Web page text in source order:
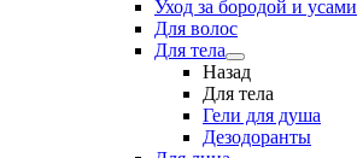
Уход за бородой и усами
Для волос
Для тела
Назад
Для тела
Гели для душа
Дезодоранты